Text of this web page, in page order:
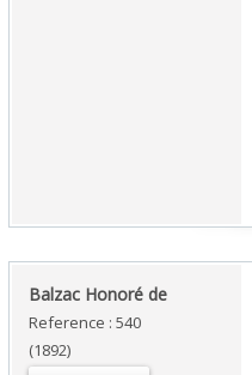
‎Balzac Honoré de ‎
Reference : 540
(1892)